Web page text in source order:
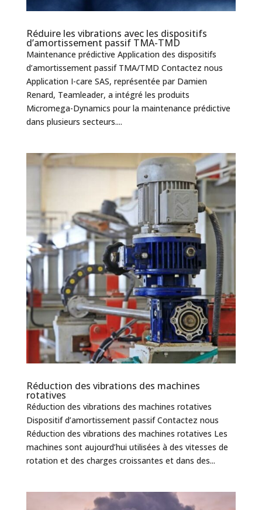
Réduire les vibrations avec les dispositifs
d’amortissement passif TMA-TMD
Maintenance prédictive Application des dispositifs
d’amortissement passif TMA/TMD Contactez nous
Application I-care SAS, représentée par Damien
Renard, Teamleader, a intégré les produits
Micromega-Dynamics pour la maintenance prédictive
dans plusieurs secteurs....
Réduction des vibrations des machines
rotatives
Réduction des vibrations des machines rotatives
Dispositif d’amortissement passif Contactez nous
Réduction des vibrations des machines rotatives Les
machines sont aujourd’hui utilisées à des vitesses de
rotation et des charges croissantes et dans des...